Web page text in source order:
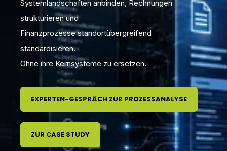
Systemlandschaften anbinden, Rechnungen
strukturieren und
Finanzprozesse standortübergreifend
standardisieren.
Ohne ihre Kernsysteme zu ersetzen.
EXPERTEN-GESPRÄCH ZUR PROZESSANALYSE
ZUR CASE STUDY